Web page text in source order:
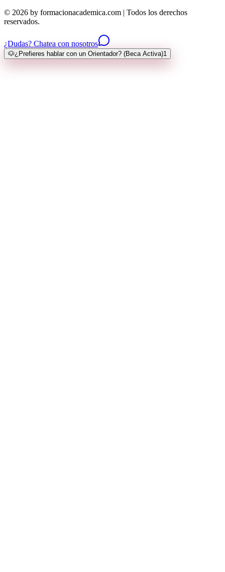
© 2026 by formacionacademica.com | Todos los derechos
reservados.
¿Dudas? Chatea con nosotros
🐶¿Prefieres hablar con un Orientador? (Beca Activa)1